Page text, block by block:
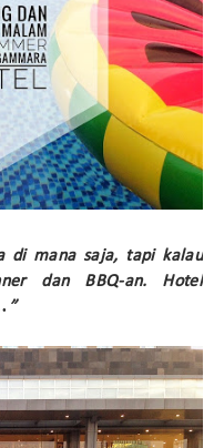
di mana saja, tapi kalau
dan BBQ-an. Hotel